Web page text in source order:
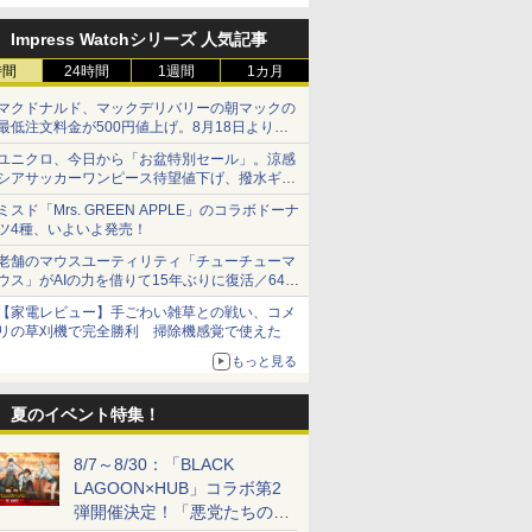
Impress Watchシリーズ 人気記事
24時間 1週間 1カ月
クドナルド、マックデリバリーの朝マックの
低注文料金が500円値上げ。8月18日より
円から受付
ニクロ、今日から「お盆特別セール」。涼感
アサッカーワンピース待望値下げ、撥水ギア
ョーツは1990円に
スド「Mrs. GREEN APPLE」のコラボドーナ
4種、いよいよ発売！
舗のマウスユーティリティ「チューチューマ
ス」がAIの力を借りて15年ぶりに復活／64bit
、Windows 10/11、「Chrome」も走り回
。復活記念で2026年末まで500円
家電レビュー】手ごわい雑草との戦い、コメ
の草刈機で完全勝利 掃除機感覚で使えた
もっと見る
夏のイベント特集！
8/7～8/30：「BLACK
LAGOON×HUB」コラボ第2
弾開催決定！「悪党たちの休